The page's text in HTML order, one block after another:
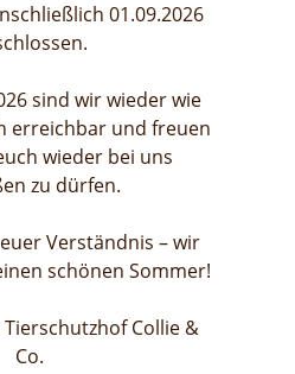
01.09.2026
sind wir wieder wie
erreichbar und freuen
wieder bei uns
zu dürfen.
Verständnis – wir
schönen Sommer!
Collie &
Co.